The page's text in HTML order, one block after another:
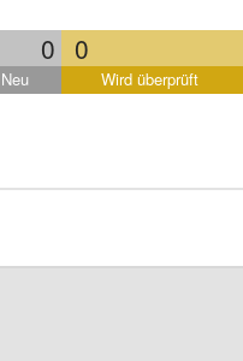
0 0
Neu Wird überprüft